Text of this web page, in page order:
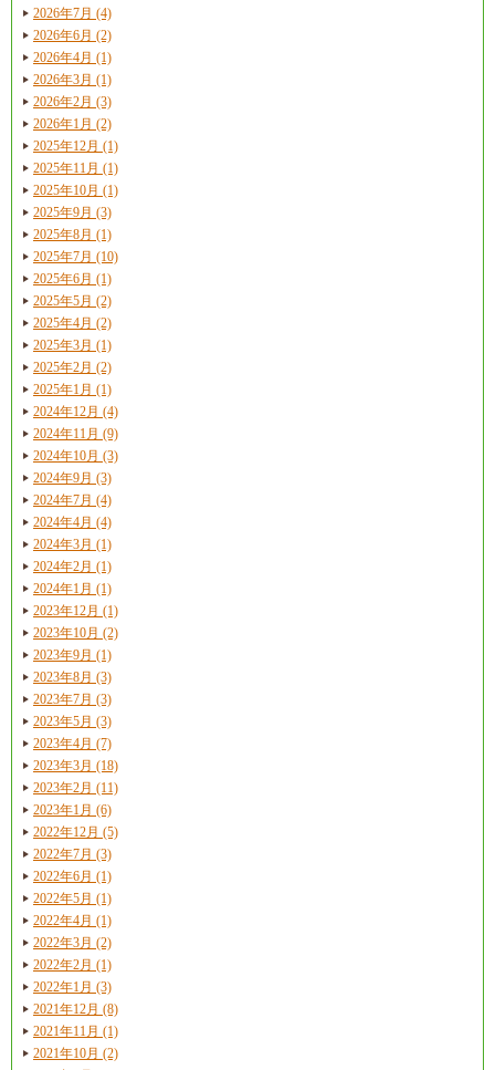
2026年7月 (4)
2026年6月 (2)
2026年4月 (1)
2026年3月 (1)
2026年2月 (3)
2026年1月 (2)
2025年12月 (1)
2025年11月 (1)
2025年10月 (1)
2025年9月 (3)
2025年8月 (1)
2025年7月 (10)
2025年6月 (1)
2025年5月 (2)
2025年4月 (2)
2025年3月 (1)
2025年2月 (2)
2025年1月 (1)
2024年12月 (4)
2024年11月 (9)
2024年10月 (3)
2024年9月 (3)
2024年7月 (4)
2024年4月 (4)
2024年3月 (1)
2024年2月 (1)
2024年1月 (1)
2023年12月 (1)
2023年10月 (2)
2023年9月 (1)
2023年8月 (3)
2023年7月 (3)
2023年5月 (3)
2023年4月 (7)
2023年3月 (18)
2023年2月 (11)
2023年1月 (6)
2022年12月 (5)
2022年7月 (3)
2022年6月 (1)
2022年5月 (1)
2022年4月 (1)
2022年3月 (2)
2022年2月 (1)
2022年1月 (3)
2021年12月 (8)
2021年11月 (1)
2021年10月 (2)